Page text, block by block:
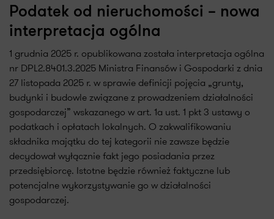
Podatek od nieruchomości – nowa
interpretacja ogólna
1 grudnia 2025 r. opublikowana została interpretacja ogólna
nr DPL2.8401.3.2025 Ministra Finansów i Gospodarki z dnia
27 listopada 2025 r. w sprawie definicji pojęcia „grunty,
budynki i budowle związane z prowadzeniem działalności
gospodarczej” wskazanego w art. 1a ust. 1 pkt 3 ustawy o
podatkach i opłatach lokalnych. O zakwalifikowaniu
składnika majątku do tej kategorii nie zawsze będzie
decydował wyłącznie fakt jego posiadania przez
przedsiębiorcę. Istotne będzie również faktyczne lub
potencjalne wykorzystywanie go w działalności
gospodarczej.